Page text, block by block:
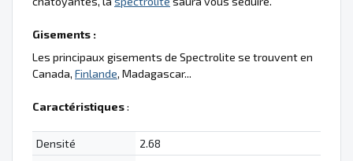
Gisements :
Les principaux gisements de Spectrolite se trouvent en
Canada, Finlande, Madagascar...
Caractéristiques:
Densité
2.68